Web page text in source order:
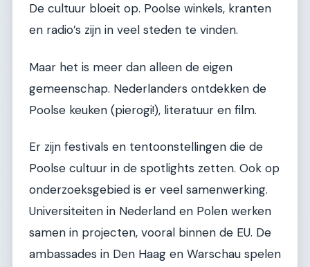
De cultuur bloeit op. Poolse winkels, kranten
en radio’s zijn in veel steden te vinden.
Maar het is meer dan alleen de eigen
gemeenschap. Nederlanders ontdekken de
Poolse keuken (pierogi!), literatuur en film.
Er zijn festivals en tentoonstellingen die de
Poolse cultuur in de spotlights zetten. Ook op
onderzoeksgebied is er veel samenwerking.
Universiteiten in Nederland en Polen werken
samen in projecten, vooral binnen de EU. De
ambassades in Den Haag en Warschau spelen